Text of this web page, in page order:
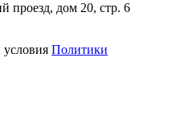
проезд, дом 20, стр. 6
условия Политики